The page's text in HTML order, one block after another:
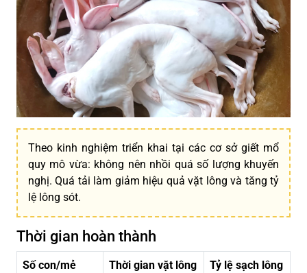
Theo kinh nghiệm triển khai tại các cơ sở giết mổ
quy mô vừa: không nên nhồi quá số lượng khuyến
nghị. Quá tải làm giảm hiệu quả vặt lông và tăng tỷ
lệ lông sót.
Thời gian hoàn thành
Số con/mẻ Thời gian vặt lông Tỷ lệ sạch lông